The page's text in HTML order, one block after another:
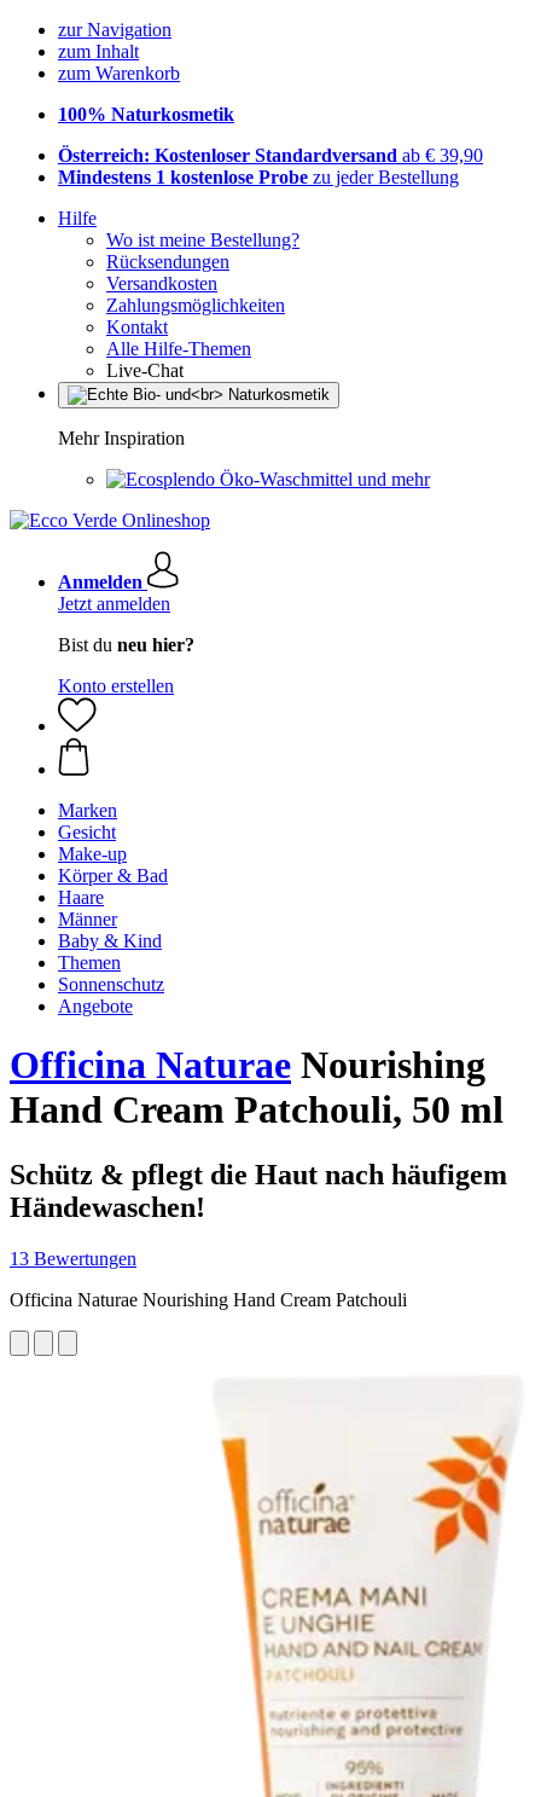
zur Navigation
zum Inhalt
zum Warenkorb
100% Naturkosmetik
Österreich: Kostenloser Standardversand ab € 39,90
Mindestens 1 kostenlose Probe zu jeder Bestellung
Hilfe
Wo ist meine Bestellung?
Rücksendungen
Versandkosten
Zahlungsmöglichkeiten
Kontakt
Alle Hilfe-Themen
Live-Chat
Mehr Inspiration
Öko-Waschmittel und mehr
Anmelden
Jetzt anmelden
Bist du neu hier?
Konto erstellen
Marken
Gesicht
Make-up
Körper & Bad
Haare
Männer
Baby & Kind
Themen
Sonnenschutz
Angebote
Officina Naturae Nourishing
Hand Cream Patchouli, 50 ml
Schütz & pflegt die Haut nach häufigem
Händewaschen!
13 Bewertungen
Officina Naturae Nourishing Hand Cream Patchouli